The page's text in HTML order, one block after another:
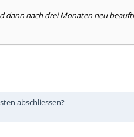
nach drei Monaten neu
abschliessen?